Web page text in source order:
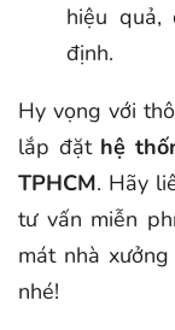
hiệu
định.
Hy vọng với
lắp đặt hệ
TPHCM. Hãy
tư vấn miễn
mát nhà
nhé!